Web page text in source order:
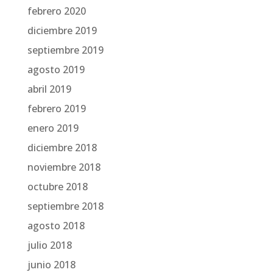
febrero 2020
diciembre 2019
septiembre 2019
agosto 2019
abril 2019
febrero 2019
enero 2019
diciembre 2018
noviembre 2018
octubre 2018
septiembre 2018
agosto 2018
julio 2018
junio 2018